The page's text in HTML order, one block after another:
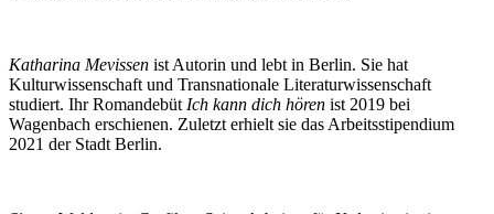
Katharina Mevissen ist Autorin und lebt in Berlin. Sie hat
Kulturwissenschaft und Transnationale Literaturwissenschaft
studiert. Ihr Romandebüt Ich kann dich hören ist 2019 bei
Wagenbach erschienen. Zuletzt erhielt sie das Arbeitsstipendium
2021 der Stadt Berlin.